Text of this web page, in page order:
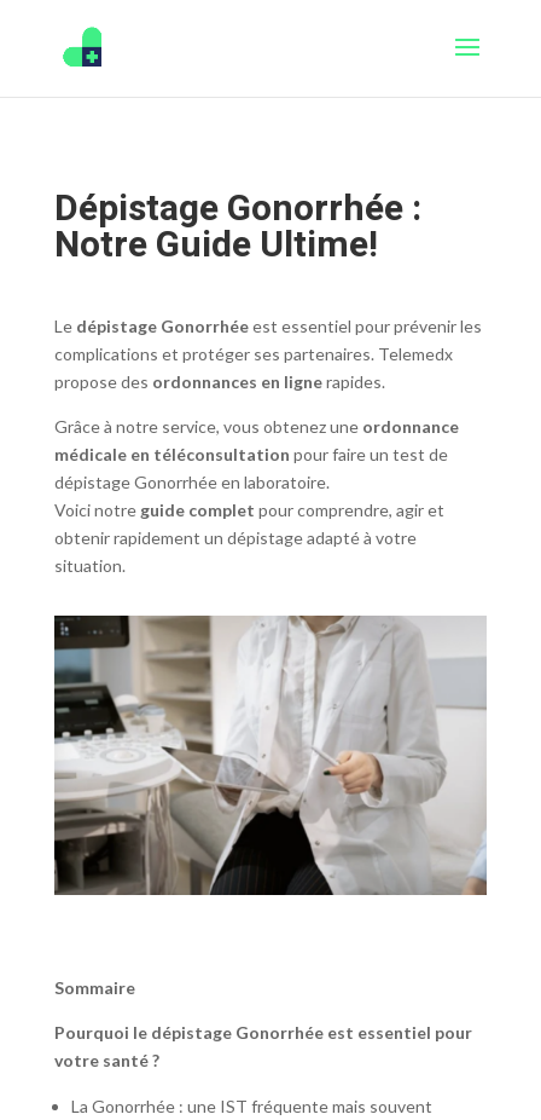
Dépistage Gonorrhée :
Notre Guide Ultime!
Le dépistage Gonorrhéeest essentiel pour prévenir les
complications et protéger ses partenaires. Telemedx
propose des ordonnances en lignerapides.
Grâce à notre service, vous obtenez une ordonnance
médicale en téléconsultation pour faire un test de
dépistage Gonorrhée en laboratoire.
Voici notre guide complet pour comprendre, agir et
obtenir rapidement un dépistage adapté à votre
situation.
Sommaire
Pourquoi le dépistage Gonorrhée est essentiel pour
votre santé ?
La Gonorrhée : une IST fréquente mais souvent